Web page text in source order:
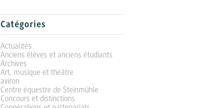
Catégories
Actualités
Anciens élèves et anciens étudiants
Archives
Art, musique et théâtre
aviron
Centre équestre de Steinmühle
Concours et distinctions